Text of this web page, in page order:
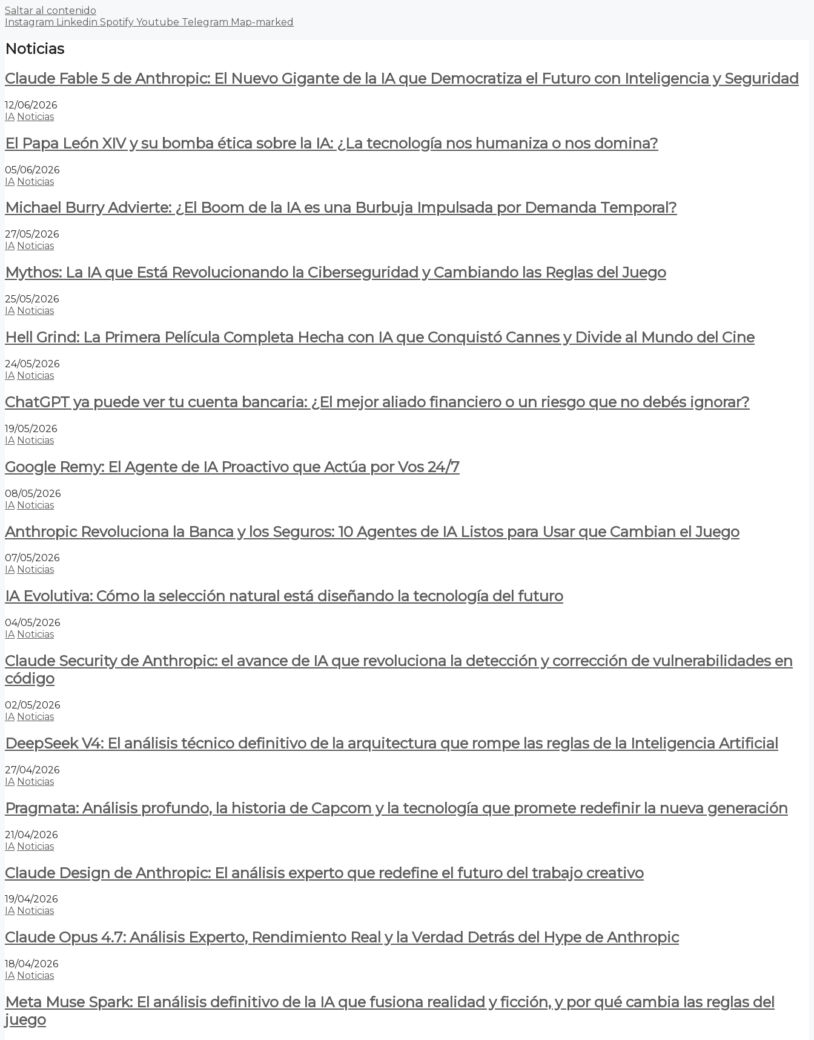
Saltar al contenido
Instagram Linkedin Spotify Youtube Telegram Map-marked
Noticias
Claude Fable 5 de Anthropic: El Nuevo Gigante de la IA que Democratiza el Futuro con Inteligencia y Seguridad
12/06/2026
IA Noticias
El Papa León XIV y su bomba ética sobre la IA: ¿La tecnología nos humaniza o nos domina?
05/06/2026
IA Noticias
Michael Burry Advierte: ¿El Boom de la IA es una Burbuja Impulsada por Demanda Temporal?
27/05/2026
IA Noticias
Mythos: La IA que Está Revolucionando la Ciberseguridad y Cambiando las Reglas del Juego
25/05/2026
IA Noticias
Hell Grind: La Primera Película Completa Hecha con IA que Conquistó Cannes y Divide al Mundo del Cine
24/05/2026
IA Noticias
ChatGPT ya puede ver tu cuenta bancaria: ¿El mejor aliado financiero o un riesgo que no debés ignorar?
19/05/2026
IA Noticias
Google Remy: El Agente de IA Proactivo que Actúa por Vos 24/7
08/05/2026
IA Noticias
Anthropic Revoluciona la Banca y los Seguros: 10 Agentes de IA Listos para Usar que Cambian el Juego
07/05/2026
IA Noticias
IA Evolutiva: Cómo la selección natural está diseñando la tecnología del futuro
04/05/2026
IA Noticias
Claude Security de Anthropic: el avance de IA que revoluciona la detección y corrección de vulnerabilidades en
código
02/05/2026
IA Noticias
DeepSeek V4: El análisis técnico definitivo de la arquitectura que rompe las reglas de la Inteligencia Artificial
27/04/2026
IA Noticias
Pragmata: Análisis profundo, la historia de Capcom y la tecnología que promete redefinir la nueva generación
21/04/2026
IA Noticias
Claude Design de Anthropic: El análisis experto que redefine el futuro del trabajo creativo
19/04/2026
IA Noticias
Claude Opus 4.7: Análisis Experto, Rendimiento Real y la Verdad Detrás del Hype de Anthropic
18/04/2026
IA Noticias
Meta Muse Spark: El análisis definitivo de la IA que fusiona realidad y ficción, y por qué cambia las reglas del
juego